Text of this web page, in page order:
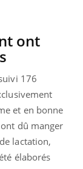
ont
176
et en bonne
dû manger
lactation,
élaborés